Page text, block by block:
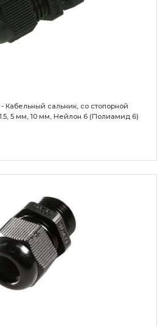
- Кабельный сальник, со стопорной
1.5, 5 мм, 10 мм, Нейлон 6 (Полиамид 6)